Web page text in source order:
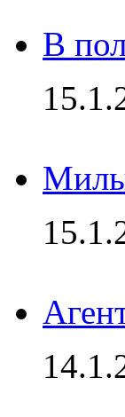
В